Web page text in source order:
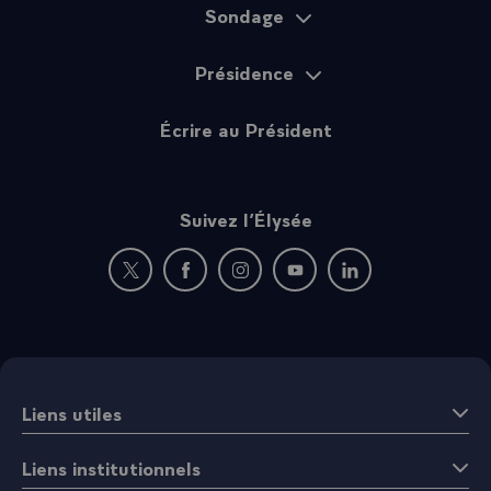
Sondage
Présidence
Écrire au Président
Suivez l’Élysée
Nouvelle fenêtre : rejoignez-nous sur Twitter
Nouvelle fenêtre : rejoignez-nous sur
Nouvelle fenêtre : rejoignez-nous
Nouvelle fenêtre :
Nouvelle fenêtre :
Liens utiles
Liens institutionnels